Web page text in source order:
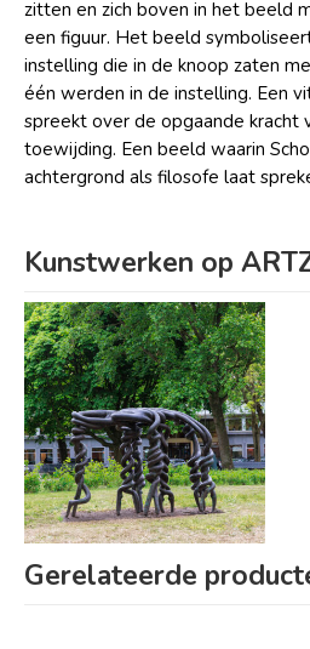
zitten en zich boven in het beeld
een figuur. Het beeld
instelling die in de knoop zaten
één werden in de instelling. Een
spreekt over de opgaande kracht
toewijding. Een beeld waarin
achtergrond als filosofe laat
Kunstwerken op
Gerelateerde